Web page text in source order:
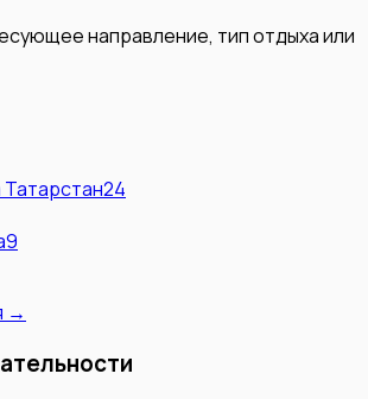
направление, тип отдыха или
24
9
→